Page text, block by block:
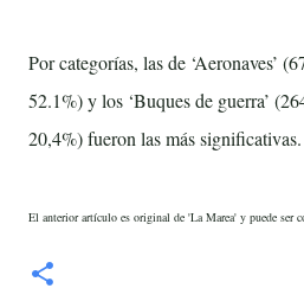
Por categorías, las de ‘Aeronaves’
52.1%) y los ‘Buques de guerra’
20,4%) fueron las más significativas.
El anterior artículo es original de 'La Marea' y puede ser